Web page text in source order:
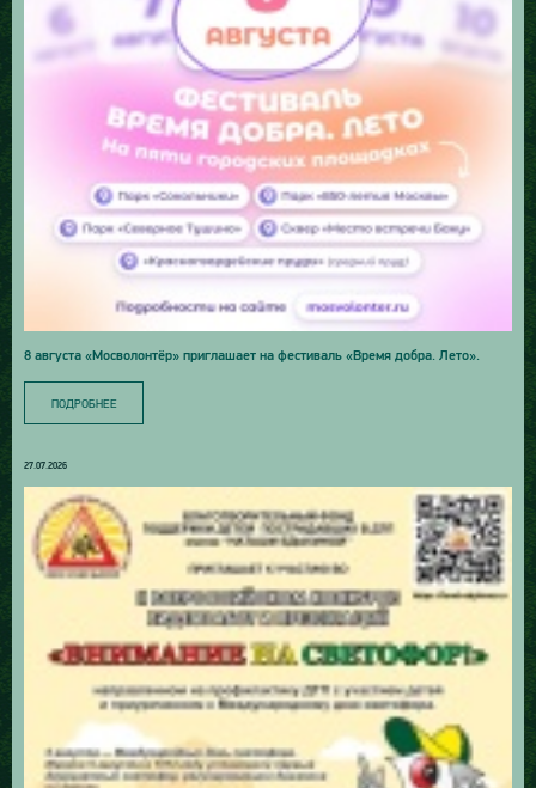
8 августа «Мосволонтёр» приглашает на фестиваль «Время добра. Лето».
ПОДРОБНЕЕ
27.07.2026